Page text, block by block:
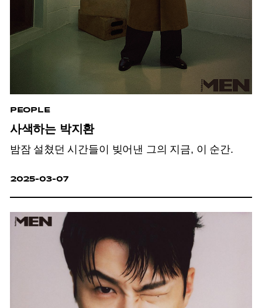
PEOPLE
사색하는 박지환
밤잠 설쳤던 시간들이 빚어낸 그의 지금, 이 순간.
2025-03-07